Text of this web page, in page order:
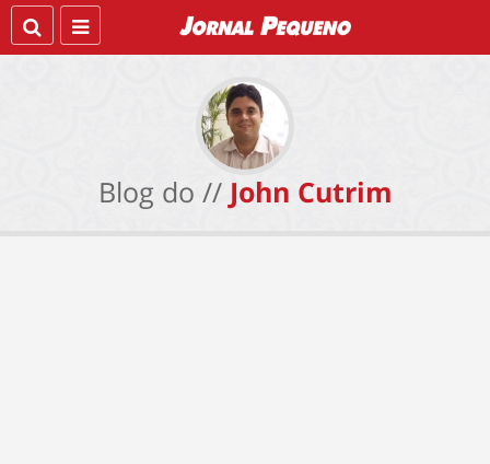
Blog do // John Cutrim